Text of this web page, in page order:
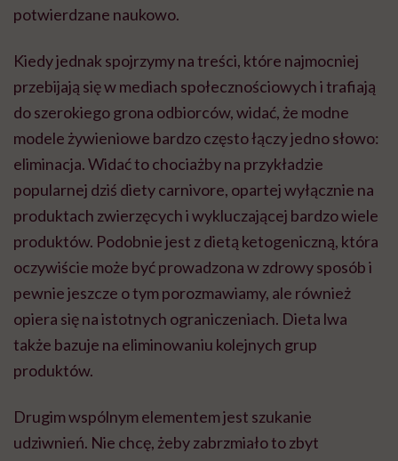
potwierdzane naukowo.
Kiedy jednak spojrzymy na treści, które najmocniej
przebijają się w mediach społecznościowych i trafiają
do szerokiego grona odbiorców, widać, że modne
modele żywieniowe bardzo często łączy jedno słowo:
eliminacja. Widać to chociażby na przykładzie
popularnej dziś diety carnivore, opartej wyłącznie na
produktach zwierzęcych i wykluczającej bardzo wiele
produktów. Podobnie jest z dietą ketogeniczną, która
oczywiście może być prowadzona w zdrowy sposób i
pewnie jeszcze o tym porozmawiamy, ale również
opiera się na istotnych ograniczeniach. Dieta lwa
także bazuje na eliminowaniu kolejnych grup
produktów.
Drugim wspólnym elementem jest szukanie
udziwnień. Nie chcę, żeby zabrzmiało to zbyt